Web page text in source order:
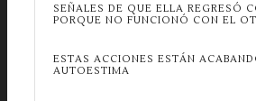
SEÑALES DE QUE ELLA REGRESÓ
PORQUE NO FUNCIONÓ CON EL
ESTAS ACCIONES ESTÁN
AUTOESTIMA